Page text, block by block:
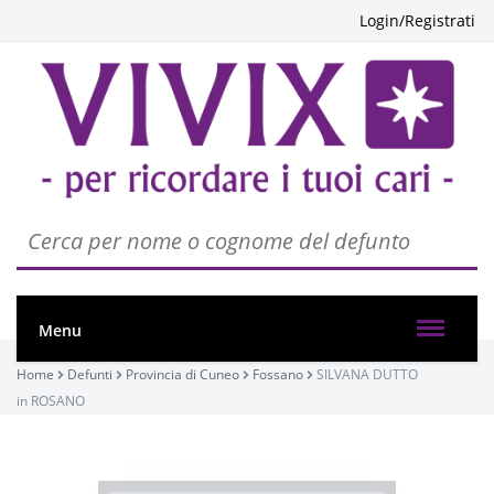
Login/Registrati
Menu
Home Defunti Provincia di Cuneo Fossano
SILVANA DUTTO
in ROSANO